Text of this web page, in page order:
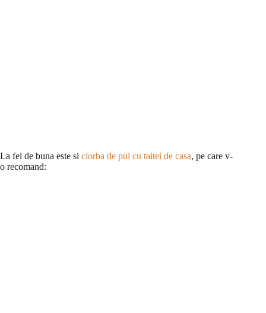
La fel de buna este si ciorba de pui cu taitei de casa, pe care v-
o recomand: